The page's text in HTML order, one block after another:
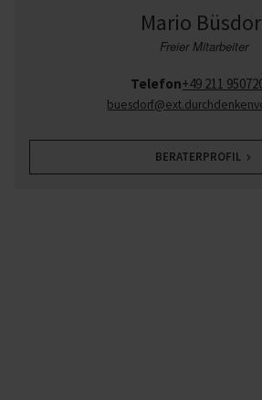
Mario
Freier Mitarbeiter
Telefon+49 211
buesdorf
BERATERPROFIL